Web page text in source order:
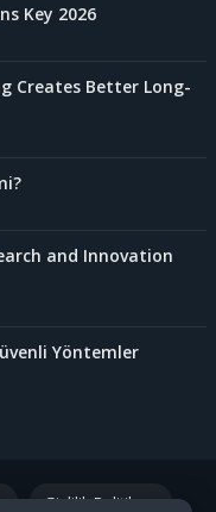
Key 2026
Creates Better Long-
and Innovation
Yöntemler
Gizlilik Politikası